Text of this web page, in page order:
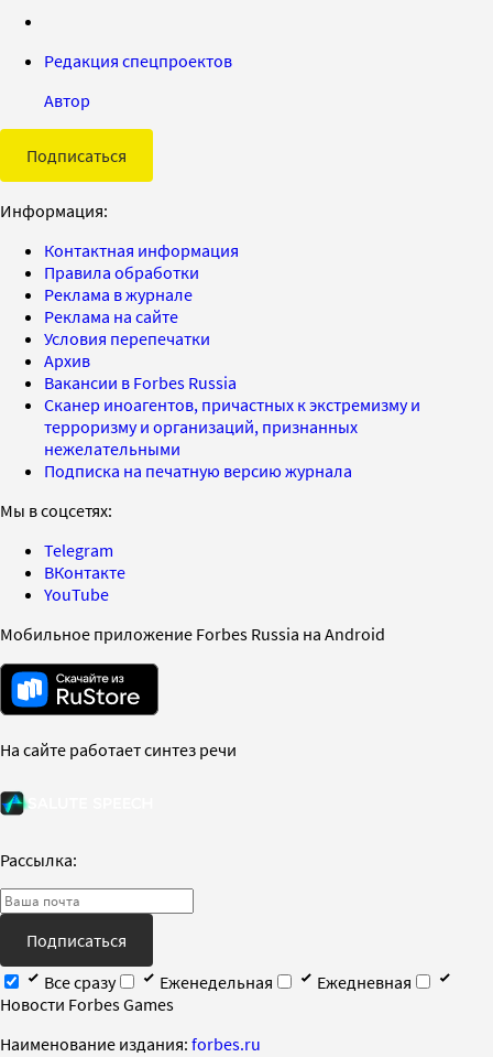
Редакция спецпроектов
Автор
Подписаться
Информация:
Контактная информация
Правила обработки
Реклама в журнале
Реклама на сайте
Условия перепечатки
Архив
Вакансии в Forbes Russia
Сканер иноагентов, причастных к экстремизму и
терроризму и организаций, признанных
нежелательными
Подписка на печатную версию журнала
Мы в соцсетях:
Telegram
ВКонтакте
YouTube
Мобильное приложение Forbes Russia на Android
На сайте работает синтез речи
Рассылка:
Подписаться
Все сразу
Еженедельная
Ежедневная
Новости Forbes Games
Наименование издания: forbes.ru